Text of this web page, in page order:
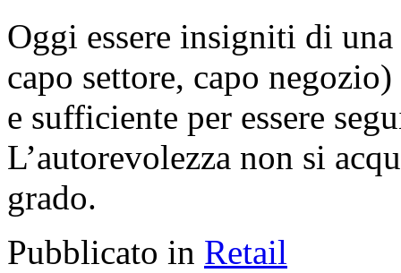
Oggi essere insigniti di
capo settore, capo
e sufficiente per essere
L’autorevolezza non si
grado.
Pubblicato in Retail